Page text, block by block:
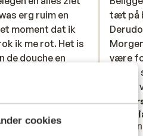
cookies
erg ruim en
moment dat ik
ik me rot. Het is
de douche en
Bed wordt
En dan kan
teleurstellend
is het te
erg ruim en
moment dat ik
ik me rot. Het is
de douche en
tæt på
være
alt
tæt på
være
alt